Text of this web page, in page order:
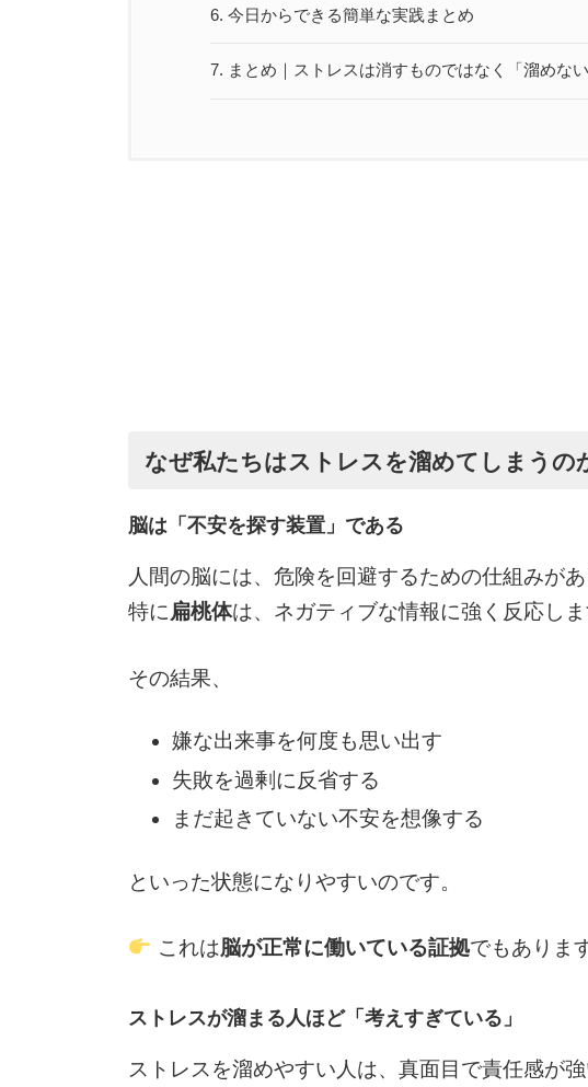
6. 今日からできる簡単な実践まとめ
7. まとめ｜ストレスは消すものではなく「溜めな
なぜ私たちはストレスを溜めてしまうの
脳は「不安を探す装置」である
人間の脳には、危険を回避するための仕組みがあ
特に扁桃体は、ネガティブな情報に強く反応しま
その結果、
嫌な出来事を何度も思い出す
失敗を過剰に反省する
まだ起きていない不安を想像する
といった状態になりやすいのです。
これは脳が正常に働いている証拠でもありま
ストレスが溜まる人ほど「考えすぎている」
ストレスを溜めやすい人は、真面目で責任感が強